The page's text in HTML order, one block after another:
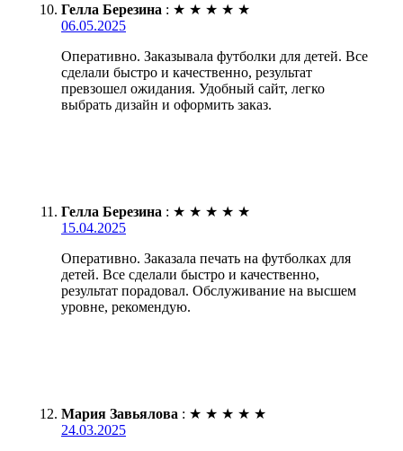
Гелла Березина : ★ ★ ★ ★ ★
06.05.2025
Оперативно. Заказывала футболки для детей. Все
сделали быстро и качественно, результат
превзошел ожидания. Удобный сайт, легко
выбрать дизайн и оформить заказ.
Гелла Березина : ★ ★ ★ ★ ★
15.04.2025
Оперативно. Заказала печать на футболках для
детей. Все сделали быстро и качественно,
результат порадовал. Обслуживание на высшем
уровне, рекомендую.
Мария Завьялова : ★ ★ ★ ★ ★
24.03.2025